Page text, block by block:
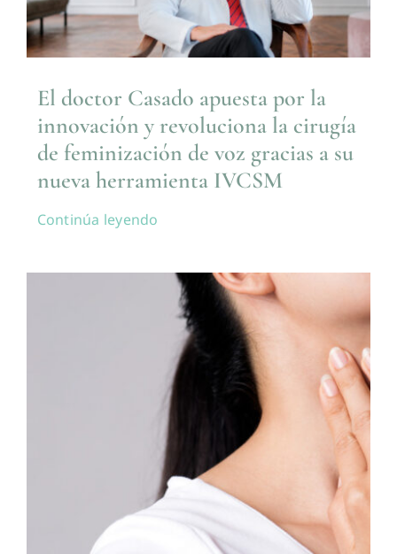
El doctor Casado apuesta por la
innovación y revoluciona la cirugía
de feminización de voz gracias a su
nueva herramienta IVCSM
Continúa leyendo